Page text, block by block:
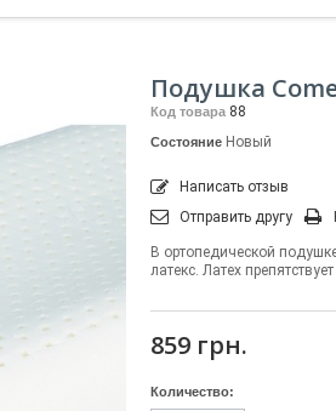
Подушка
Код товара 88
Состояние Новый
Написать отзыв
Отправить другу
В ортопедической
латекс. Латех
859 грн.
Количество: